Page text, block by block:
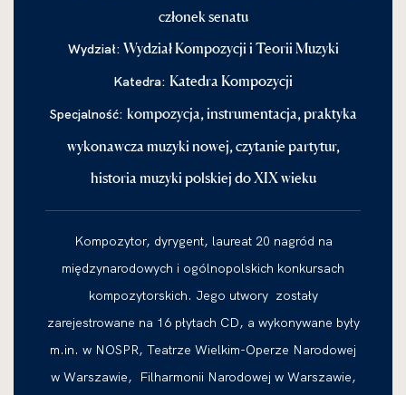
członek senatu
Wydział: Wydział Kompozycji i Teorii Muzyki
Katedra: Katedra Kompozycji
Specjalność: kompozycja, instrumentacja, praktyka
wykonawcza muzyki nowej, czytanie partytur,
historia muzyki polskiej do XIX wieku
Kompozytor, dyrygent, laureat 20 nagród na
międzynarodowych i ogólnopolskich konkursach
kompozytorskich. Jego utwory zostały
zarejestrowane na 16 płytach CD, a wykonywane były
m.in. w NOSPR, Teatrze Wielkim-Operze Narodowej
w Warszawie, Filharmonii Narodowej w Warszawie,